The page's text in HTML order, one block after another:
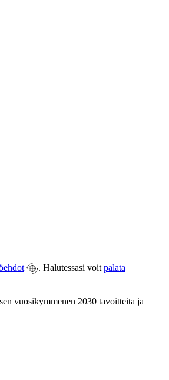
. Halutessasi voit palata
vuosikymmenen 2030 tavoitteita ja